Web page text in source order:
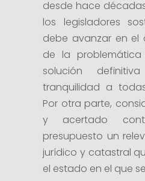
desde hace
los legisladores
debe avanzar en el
de la
solución
tranquilidad a
Por otra parte,
y acertado
presupuesto un
jurídico y catastral
el estado en el que